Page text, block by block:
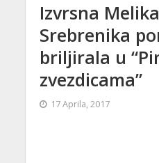
Izvrsna
Srebrenika
briljirala u
zvezdicama”
17 Aprila, 2017